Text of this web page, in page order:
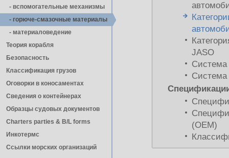
- вспомогательные механизмы
- горюче-смазочные материалы
- материаловедение
Теория корабля
Безопасность
Классификация грузов
Оговорки в коносаментах
Сведения о контейнерах
Образцы судовых документов
Charters parties & B/L forms
Инкотермс
Ссылки морских организаций
JASO
(ОЕМ)